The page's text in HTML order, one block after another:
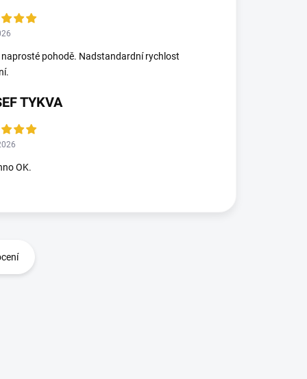
naprosté pohodě. Nadstandardní rychlost
TYKVA
OK.